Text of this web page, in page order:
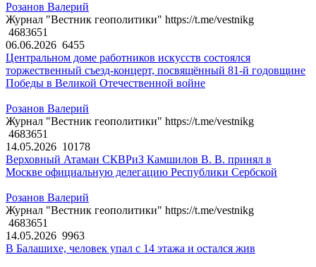
Розанов Валерий
Журнал "Вестник геополитики" https://t.me/vestnikg
4683651
06.06.2026 6455
Центральном доме работников искусств состоялся
торжественный съезд-концерт, посвящённый 81-й годовщине
Победы в Великой Отечественной войне
Розанов Валерий
Журнал "Вестник геополитики" https://t.me/vestnikg
4683651
14.05.2026 10178
Верховный Атаман СКВРиЗ Камшилов В. В. принял в
Москве официальную делегацию Республики Сербской
Розанов Валерий
Журнал "Вестник геополитики" https://t.me/vestnikg
4683651
14.05.2026 9963
В Балашихе, человек упал с 14 этажа и остался жив